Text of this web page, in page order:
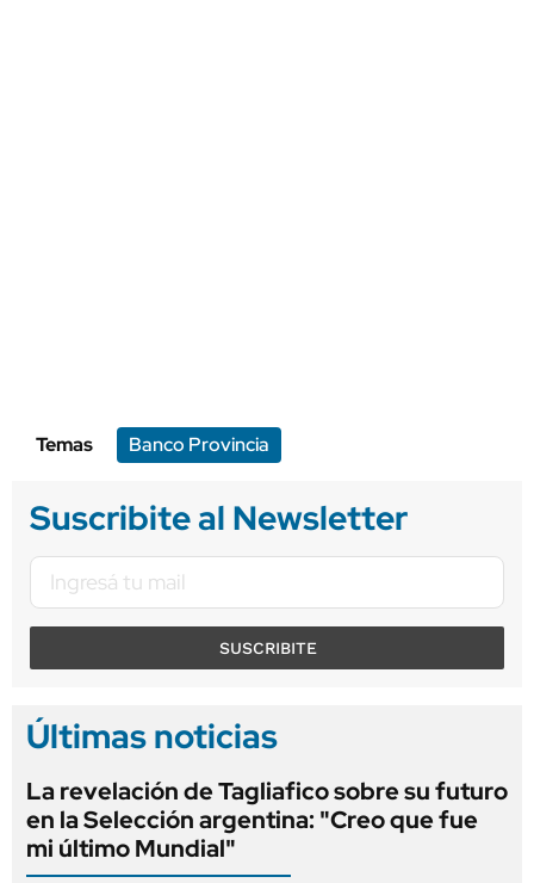
Temas Banco Provincia
Suscribite al Newsletter
SUSCRIBITE
Últimas noticias
La revelación de Tagliafico sobre su futuro
en la Selección argentina: "Creo que fue
mi último Mundial"